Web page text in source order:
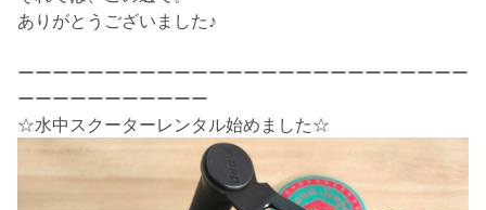
ありがとうございました♪
ーーーーーーーーーーーーーーーーーーーーーーーーーー
ーーーーーーーーーーー
☆水中スクーターレンタル始めました☆